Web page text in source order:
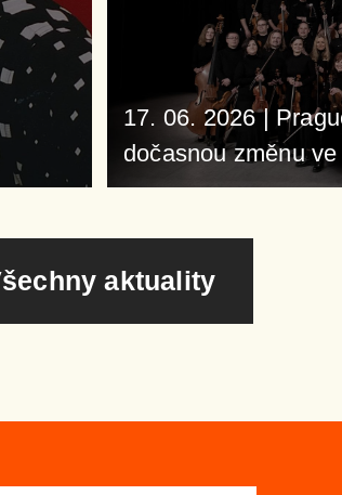
17. 06. 2026 |
dočasnou změnu
aktuality